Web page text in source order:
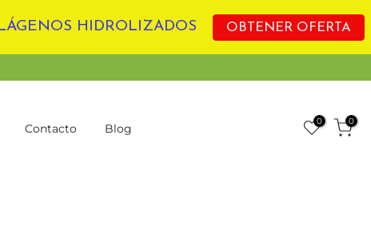
HIDROLIZADOS OBTENER OFERTA
Contacto Blog 0 0